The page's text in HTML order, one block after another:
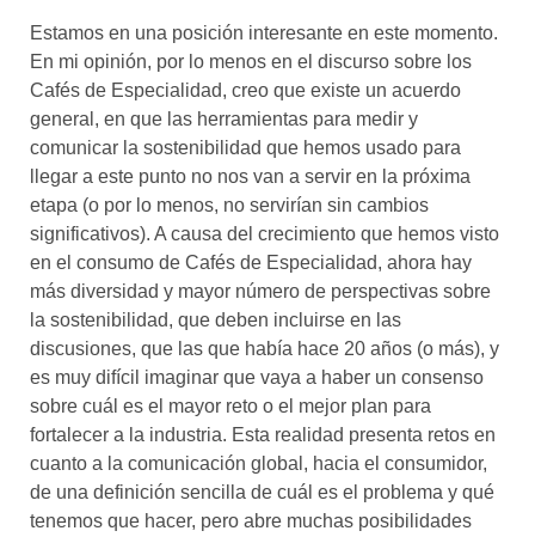
Estamos en una posición interesante en este momento.
En mi opinión, por lo menos en el discurso sobre los
Cafés de Especialidad, creo que existe un acuerdo
general, en que las herramientas para medir y
comunicar la sostenibilidad que hemos usado para
llegar a este punto no nos van a servir en la próxima
etapa (o por lo menos, no servirían sin cambios
significativos). A causa del crecimiento que hemos visto
en el consumo de Cafés de Especialidad, ahora hay
más diversidad y mayor número de perspectivas sobre
la sostenibilidad, que deben incluirse en las
discusiones, que las que había hace 20 años (o más), y
es muy difícil imaginar que vaya a haber un consenso
sobre cuál es el mayor reto o el mejor plan para
fortalecer a la industria. Esta realidad presenta retos en
cuanto a la comunicación global, hacia el consumidor,
de una definición sencilla de cuál es el problema y qué
tenemos que hacer, pero abre muchas posibilidades